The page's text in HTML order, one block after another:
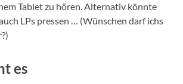
Tablet zu hören. Alternativ könnte
LPs pressen … (Wünschen darf ichs
es